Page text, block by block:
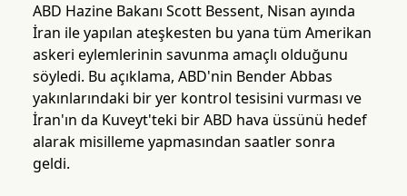
ABD Hazine Bakanı Scott Bessent, Nisan ayında
İran ile yapılan ateşkesten bu yana tüm Amerikan
askeri eylemlerinin savunma amaçlı olduğunu
söyledi. Bu açıklama, ABD'nin Bender Abbas
yakınlarındaki bir yer kontrol tesisini vurması ve
İran'ın da Kuveyt'teki bir ABD hava üssünü hedef
alarak misilleme yapmasından saatler sonra
geldi.